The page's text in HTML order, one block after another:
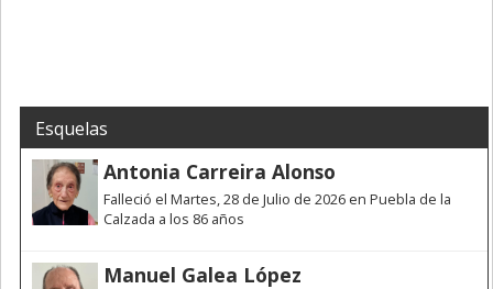
Esquelas
Antonia Carreira Alonso
Falleció el Martes, 28 de Julio de 2026 en Puebla de la
Calzada a los 86 años
Manuel Galea López